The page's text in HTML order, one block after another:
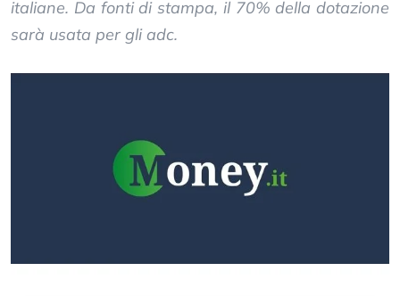
italiane. Da fonti di stampa, il 70% della dotazione
sarà usata per gli adc.